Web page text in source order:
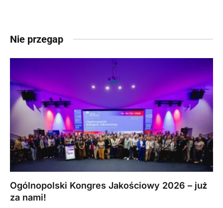
Nie przegap
Ogólnopolski Kongres Jakościowy 2026 – już
za nami!